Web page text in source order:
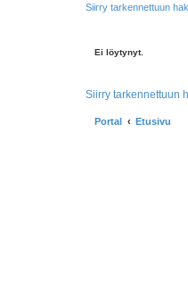
Siirry tarkennettuun
Ei löytynyt.
Siirry tarkennettuun
Portal Etusivu